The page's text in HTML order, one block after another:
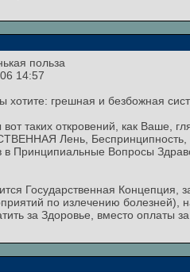
польза
14:57
хотите: грешная и безбожная
таких откровений, как Ваше,
Лень, Беспринципность,
в Принципиальные Вопросы
Государственная Концепция,
по излечению болезней),
за Здоровье, вместо оплаты